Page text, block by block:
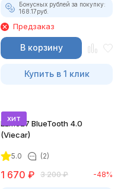
Бонусных рублей за покупку:
168.17руб.
Предзаказ
В корзину
Купить в 1 клик
хит
ELM327 BlueTooth 4.0
(Viecar)
5.0 (2)
1 670 ₽ 3 200 ₽ -48%